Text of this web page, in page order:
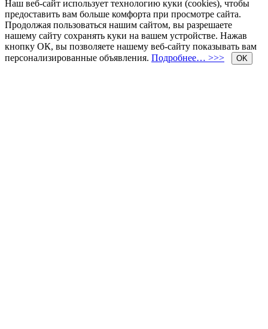
Наш веб-сайт использует технологию куки (cookies), чтобы
предоставить вам больше комфорта при просмотре сайта.
Продолжая пользоваться нашим сайтом, вы разрешаете
нашему сайту сохранять куки на вашем устройстве. Нажав
кнопку ОК, вы позволяете нашему веб-сайту показывать вам
персонализированные объявления. Подробнее… >>> OK